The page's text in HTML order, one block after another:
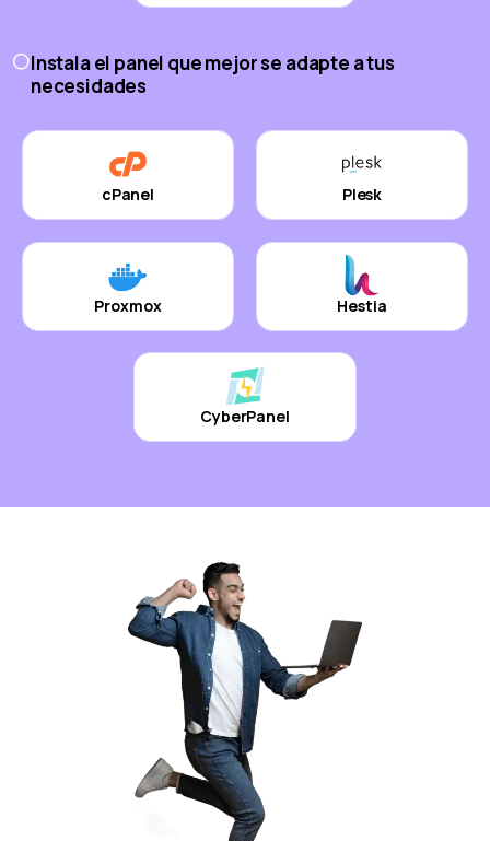
Instala el panel que mejor se adapte a tus
necesidades
cPanel Plesk
Proxmox Hestia
CyberPanel